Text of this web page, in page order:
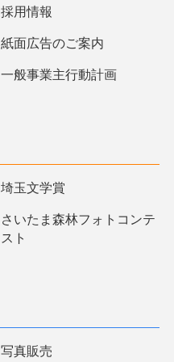
採用情報
紙面広告のご案内
一般事業主行動計画
埼玉文学賞
さいたま森林フォトコンテ
スト
写真販売